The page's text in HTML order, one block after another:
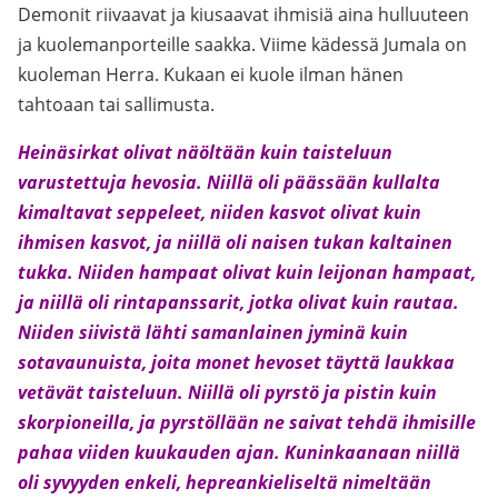
Demonit riivaavat ja kiusaavat ihmisiä aina hulluuteen
ja kuolemanporteille saakka. Viime kädessä Jumala on
kuoleman Herra. Kukaan ei kuole ilman hänen
tahtoaan tai sallimusta.
Heinäsirkat olivat näöltään kuin taisteluun
varustettuja hevosia. Niillä oli päässään kullalta
kimaltavat seppeleet, niiden kasvot olivat kuin
ihmisen kasvot, ja niillä oli naisen tukan kaltainen
tukka. Niiden hampaat olivat kuin leijonan hampaat,
ja niillä oli rintapanssarit, jotka olivat kuin rautaa.
Niiden siivistä lähti samanlainen jyminä kuin
sotavaunuista, joita monet hevoset täyttä laukkaa
vetävät taisteluun. Niillä oli pyrstö ja pistin kuin
skorpioneilla, ja pyrstöllään ne saivat tehdä ihmisille
pahaa viiden kuukauden ajan. Kuninkaanaan niillä
oli syvyyden enkeli, hepreankieliseltä nimeltään